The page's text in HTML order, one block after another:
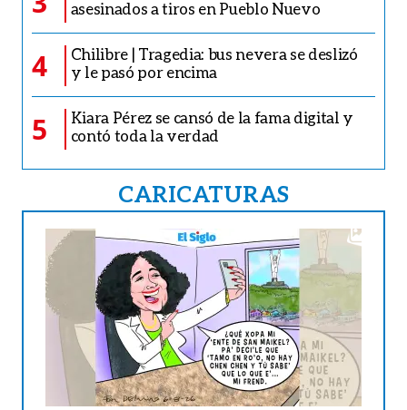
asesinados a tiros en Pueblo Nuevo
4
Chilibre | Tragedia: bus nevera se deslizó
y le pasó por encima
5
Kiara Pérez se cansó de la fama digital y
contó toda la verdad
CARICATURAS